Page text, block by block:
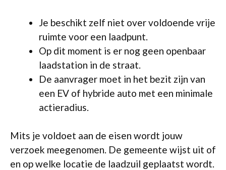
Je beschikt zelf niet over voldoende vrije
ruimte voor een laadpunt.
Op dit moment is er nog geen openbaar
laadstation in de straat.
De aanvrager moet in het bezit zijn van
een EV of hybride auto met een minimale
actieradius.
Mits je voldoet aan de eisen wordt jouw
verzoek meegenomen. De gemeente wijst uit of
en op welke locatie de laadzuil geplaatst wordt.